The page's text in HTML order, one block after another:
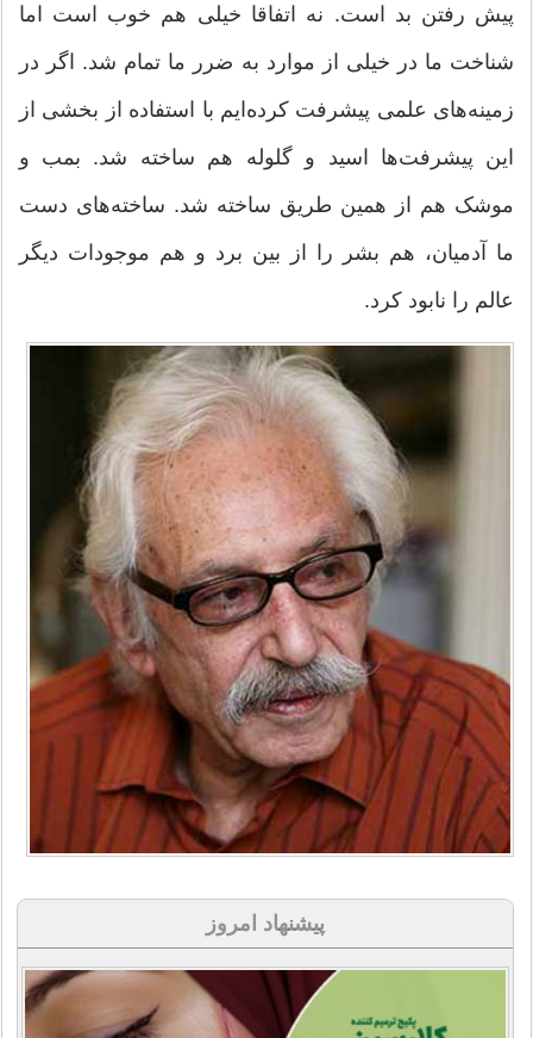
پیش رفتن بد است. نه اتفاقا خیلی هم خوب است اما
شناخت ما در خیلی از موارد به ضرر ما تمام شد. اگر در
زمینه‌های علمی پیشرفت کرده‌ایم با استفاده از بخشی از
این پیشرفت‌ها اسید و گلوله هم ساخته شد. بمب و
موشک هم از همین طریق ساخته شد. ساخته‌های دست
ما آدمیان، هم بشر را از بین برد و هم موجودات دیگر
عالم را نابود کرد.
پیشنهاد امروز